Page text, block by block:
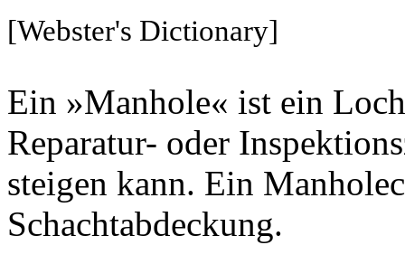
[Webster's Dictionary]
Ein »Manhole« ist ein
Reparatur- oder
steigen kann. Ein
Schachtabdeckung.